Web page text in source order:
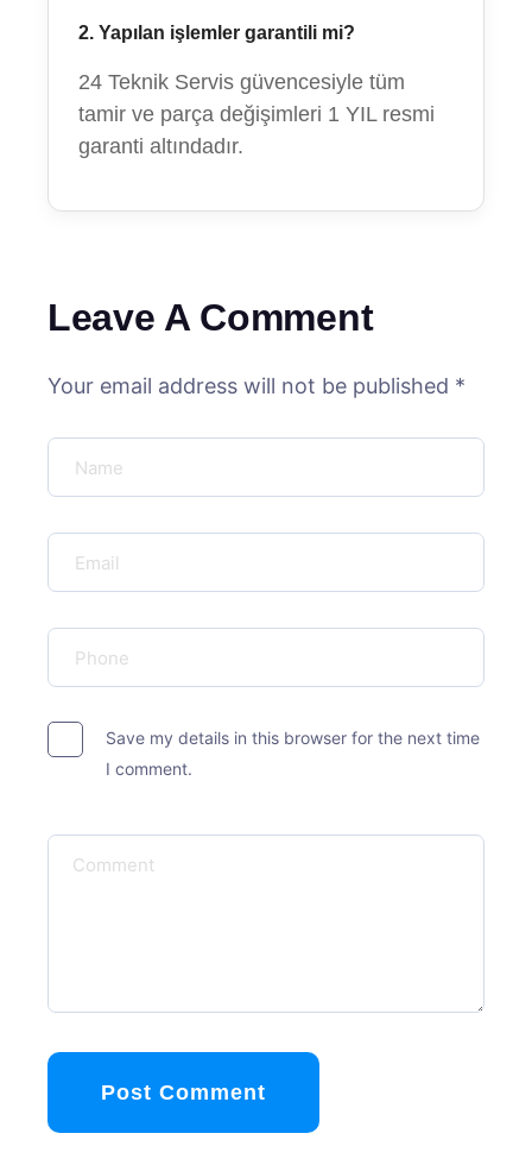
2. Yapılan işlemler garantili mi?
24 Teknik Servis güvencesiyle tüm
tamir ve parça değişimleri 1 YIL resmi
garanti altındadır.
Leave A Comment
Your email address will not be published *
Save my details in this browser for the next time
I comment.
Post Comment